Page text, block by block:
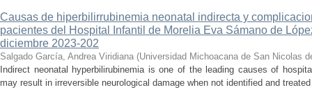
Causas de hiperbilirrubinemia neonatal indirecta y
pacientes del Hospital Infantil de Morelia Eva Sámano de
diciembre 2023-202
Salgado García, Andrea Viridiana (Universidad Michoacana de San Nicolas
Indirect neonatal hyperbilirubinemia is one of the leading causes of
may result in irreversible neurological damage when not identified and